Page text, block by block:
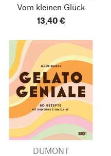
Vom kleinen Glück
13,40 €
DUMONT